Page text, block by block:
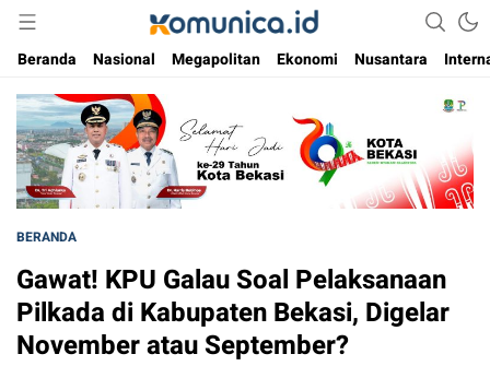
Komunica
Media Informasi Masa Kini
Beranda
Nasional Megapolitan Ekonomi Nusantara
BERANDA
Gawat! KPU Galau Soal Pelaksanaan
Pilkada di Kabupaten Bekasi, Digelar
November atau September?